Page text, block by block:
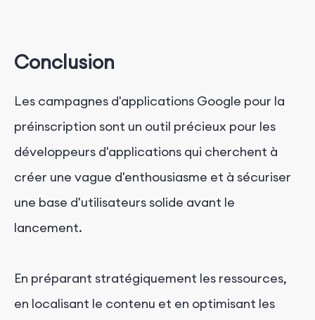
Conclusion
Les campagnes d'applications Google pour la
préinscription sont un outil précieux pour les
développeurs d'applications qui cherchent à
créer une vague d'enthousiasme et à sécuriser
une base d'utilisateurs solide avant le
lancement.
En préparant stratégiquement les ressources,
en localisant le contenu et en optimisant les